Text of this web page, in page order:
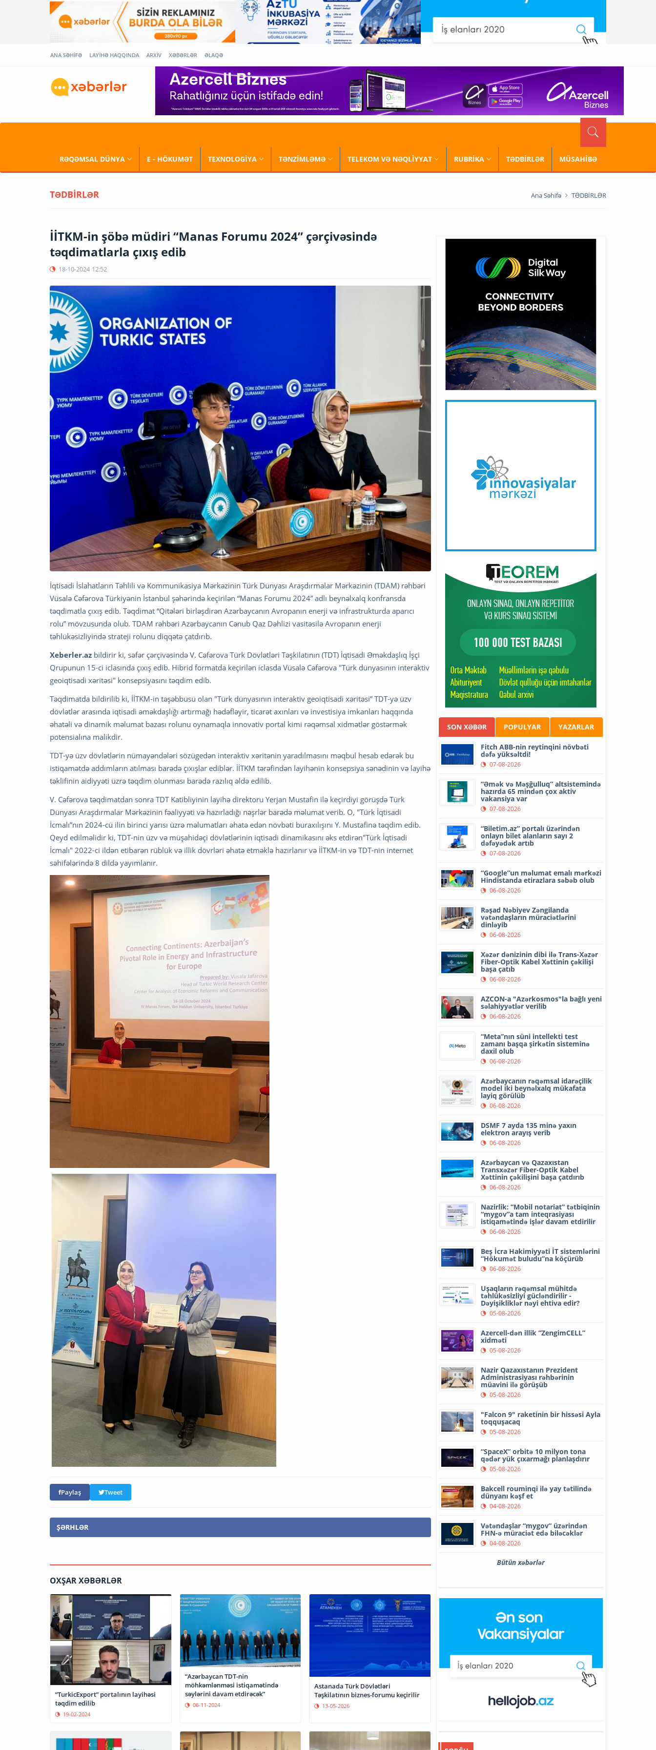
ANA SƏHİFƏ LAYİHƏ HAQQINDA ARXİV XƏBƏRLƏR ƏLAQƏ
RƏQƏMSAL DÜNYA E - HÖKUMƏT TEXNOLOGİYA TƏNZİMLƏMƏ TELEKOM VƏ NƏQLİYYAT RUBRİKA TƏDBİRLƏR MÜSAHİBƏ
TƏDBİRLƏR Ana Səhifə TƏDBİRLƏR
İİTKM-in şöbə müdiri “Manas Forumu 2024” çərçivəsində
təqdimatlarla çıxış edib
18-10-2024 12:52
İqtisadi İslahatların Təhlili və Kommunikasiya Mərkəzinin Türk Dünyası Araşdırmalar Mərkəzinin (TDAM) rəhbəri
Vüsalə Cəfərova Türkiyənin İstanbul şəhərində keçirilən “Manas Forumu 2024” adlı beynəlxalq konfransda
təqdimatla çıxış edib. Təqdimat “Qitələri birləşdirən Azərbaycanın Avropanın enerji və infrastrukturda aparıcı
rolu” mövzusunda olub. TDAM rəhbəri Azərbaycanın Cənub Qaz Dəhlizi vasitəsilə Avropanın enerji
təhlükəsizliyində strateji rolunu diqqətə çatdırıb.
Xeberler.az bildirir ki, səfər çərçivəsində V. Cəfərova Türk Dövlətləri Təşkilatının (TDT) İqtisadi Əməkdaşlıq İşçi
Qrupunun 15-ci iclasında çıxış edib. Hibrid formatda keçirilən iclasda Vüsalə Cəfərova "Türk dünyasının interaktiv
geoiqtisadi xəritəsi" konsepsiyasını təqdim edib.
Təqdimatda bildirilib ki, İİTKM-in təşəbbüsü olan "Türk dünyasının interaktiv geoiqtisadi xəritəsi” TDT-yə üzv
dövlətlər arasında iqtisadi əməkdaşlığı artırmağı hədəfləyir, ticarət axınları və investisiya imkanları haqqında
əhatəli və dinamik məlumat bazası rolunu oynamaqla innovativ portal kimi rəqəmsal xidmətlər göstərmək
potensialına malikdir.
TDT-yə üzv dövlətlərin nümayəndələri sözügedən interaktiv xəritənin yaradılmasını məqbul hesab edərək bu
istiqamətdə addımların atılması barədə çıxışlar ediblər. İİTKM tərəfindən layihənin konsepsiya sənədinin və layihə
təklifinin aidiyyəti üzrə təqdim olunması barədə razılıq əldə edilib.
V. Cəfərova təqdimatdan sonra TDT Katibliyinin layihə direktoru Yerjan Mustafin ilə keçirdiyi görüşdə Türk
Dünyası Araşdırmalar Mərkəzinin fəaliyyəti və hazırladığı nəşrlər barədə məlumat verib. O, "Türk İqtisadi
İcmalı”nın 2024-cü ilin birinci yarısı üzrə məlumatları əhatə edən növbəti buraxılışını Y. Mustafinə təqdim edib.
Qeyd edilməlidir ki, TDT-nin üzv və müşahidəçi dövlətlərinin iqtisadi dinamikasını əks etdirən"Türk İqtisadi
İcmalı" 2022-ci ildən etibarən rüblük və illik dövrləri əhatə etməklə hazırlanır və İİTKM-in və TDT-nin internet
səhifələrində 8 dildə yayımlanır.
Paylaş Tweet
ŞƏRHLƏR
OXŞAR XƏBƏRLƏR
“TurkicExport” portalının layihəsi
təqdim edilib
19-02-2024
“Azərbaycan TDT-nin
möhkəmlənməsi istiqamətində
səylərini davam etdirəcək”
06-11-2024
Astanada Türk Dövlətləri
Təşkilatının biznes-forumu keçirilir
13-05-2026
SON XƏBƏR POPULYAR YAZARLAR
Fitch ABB-nin reytinqini növbəti
dəfə yüksəltdi!
07-08-2026
“Əmək və Məşğulluq” altsistemində
hazırda 65 mindən çox aktiv
vakansiya var
07-08-2026
“Biletim.az” portalı üzərindən
onlayn bilet alanların sayı 2
dəfəyədək artıb
07-08-2026
“Google”un məlumat emalı mərkəzi
Hindistanda etirazlara səbəb olub
06-08-2026
Rəşad Nəbiyev Zəngilanda
vətəndaşların müraciətlərini
dinləyib
06-08-2026
Xəzər dənizinin dibi ilə Trans-Xəzər
Fiber-Optik Kabel Xəttinin çəkilişi
başa çatıb
06-08-2026
AZCON-a "Azərkosmos"la bağlı yeni
səlahiyyətlər verilib
06-08-2026
“Meta”nın süni intellekti test
zamanı başqa şirkətin sisteminə
daxil olub
06-08-2026
Azərbaycanın rəqəmsal idarəçilik
model iki beynəlxalq mükafata
layiq görülüb
06-08-2026
DSMF 7 ayda 135 minə yaxın
elektron arayış verib
06-08-2026
Azərbaycan və Qazaxıstan
Transxəzər Fiber-Optik Kabel
Xəttinin çəkilişini başa çatdırıb
06-08-2026
Nazirlik: “Mobil notariat” tətbiqinin
“mygov”a tam inteqrasiyası
istiqamətində işlər davam etdirilir
06-08-2026
Beş İcra Hakimiyyəti İT sistemlərini
“Hökumət buludu”na köçürüb
06-08-2026
Uşaqların rəqəmsal mühitdə
təhlükəsizliyi gücləndirilir -
Dəyişikliklər nəyi ehtiva edir?
05-08-2026
Azercell-dən illik “ZengimCELL”
xidməti
05-08-2026
Nazir Qazaxıstanın Prezident
Administrasiyası rəhbərinin
müavini ilə görüşüb
05-08-2026
"Falcon 9" raketinin bir hissəsi Ayla
toqquşacaq
05-08-2026
“SpaceX” orbitə 10 milyon tona
qədər yük çıxarmağı planlaşdırır
05-08-2026
Bakcell rouminqi ilə yay tətilində
dünyanı kəşf et
04-08-2026
Vətəndaşlar “mygov” üzərindən
FHN-ə müraciət edə biləcəklər
04-08-2026
Bütün xəbərlər